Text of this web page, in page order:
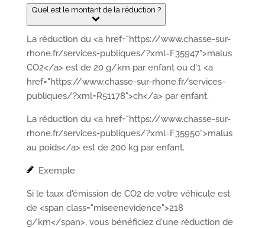
Quel est le montant de la réduction ?
La réduction du <a href="https://www.chasse-sur-
rhone.fr/services-publiques/?xml=F35947">malus
CO2</a> est de 20 g/km par enfant ou d'1 <a
href="https://www.chasse-sur-rhone.fr/services-
publiques/?xml=R51178">ch</a> par enfant.
La réduction du <a href="https://www.chasse-sur-
rhone.fr/services-publiques/?xml=F35950">malus
au poids</a> est de 200 kg par enfant.
Exemple
Si le taux d'émission de CO2 de votre véhicule est
de <span class="miseenevidence">218
g/km</span>, vous bénéficiez d'une réduction de